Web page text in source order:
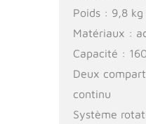
Poids : 9,8 kg
Matériaux :
Capacité :
Deux
continu
Système